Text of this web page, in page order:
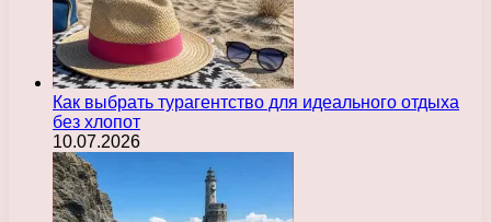
Как выбрать турагентство для идеального отдыха
без хлопот
10.07.2026